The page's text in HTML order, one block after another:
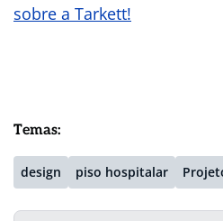
sobre a Tarkett!
Temas:
design piso hospitalar